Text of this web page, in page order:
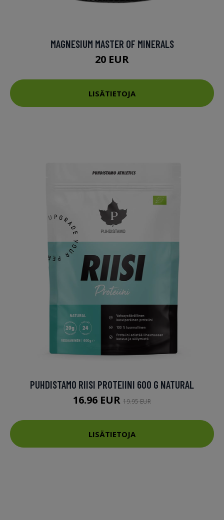
MAGNESIUM MASTER OF MINERALS
20 EUR
LISÄTIETOJA
PUHDISTAMO RIISI PROTEIINI 600 G NATURAL
16.96 EUR 19.95 EUR
LISÄTIETOJA